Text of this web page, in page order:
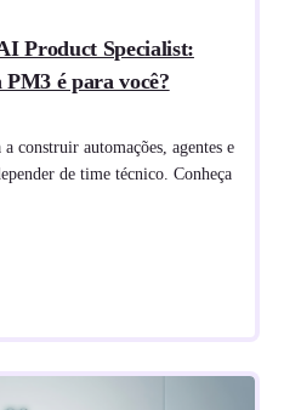
Product Specialist:
é para você?
construir automações, agentes e
de time técnico. Conheça